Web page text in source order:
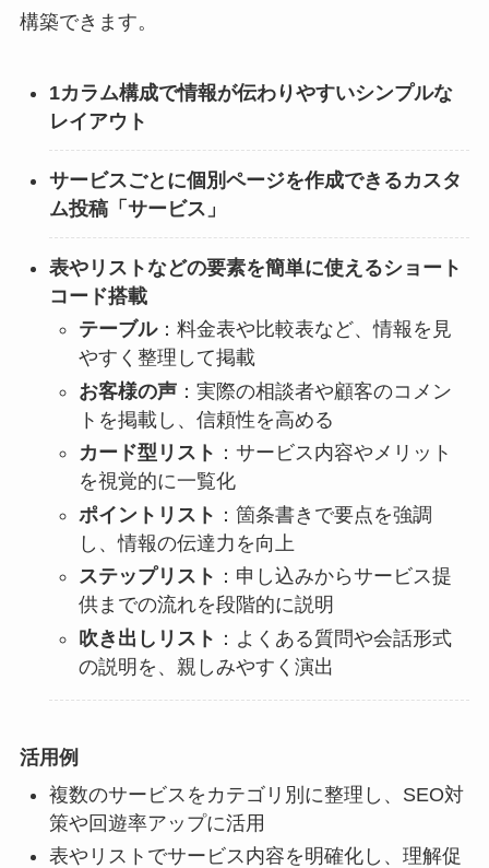
構築できます。
1カラム構成で情報が伝わりやすいシンプルな
レイアウト
サービスごとに個別ページを作成できるカスタ
ム投稿「サービス」
表やリストなどの要素を簡単に使えるショート
コード搭載
テーブル：料金表や比較表など、情報を見
やすく整理して掲載
お客様の声：実際の相談者や顧客のコメン
トを掲載し、信頼性を高める
カード型リスト ：サービス内容やメリット
を視覚的に一覧化
ポイントリスト ：箇条書きで要点を強調
し、情報の伝達力を向上
ステップリスト ：申し込みからサービス提
供までの流れを段階的に説明
吹き出しリスト ：よくある質問や会話形式
の説明を、親しみやすく演出
活用例
複数のサービスをカテゴリ別に整理し、SEO対
策や回遊率アップに活用
表やリストでサービス内容を明確化し、理解促